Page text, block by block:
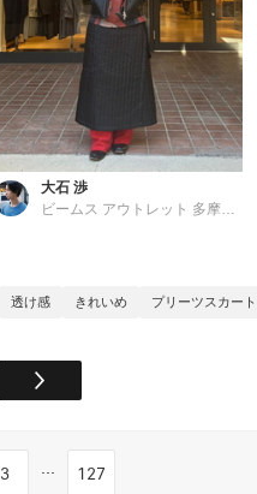
大石 渉
ビームス アウトレット 多摩南大沢
透け感 きれいめ プリーツスカート
3 ... 127